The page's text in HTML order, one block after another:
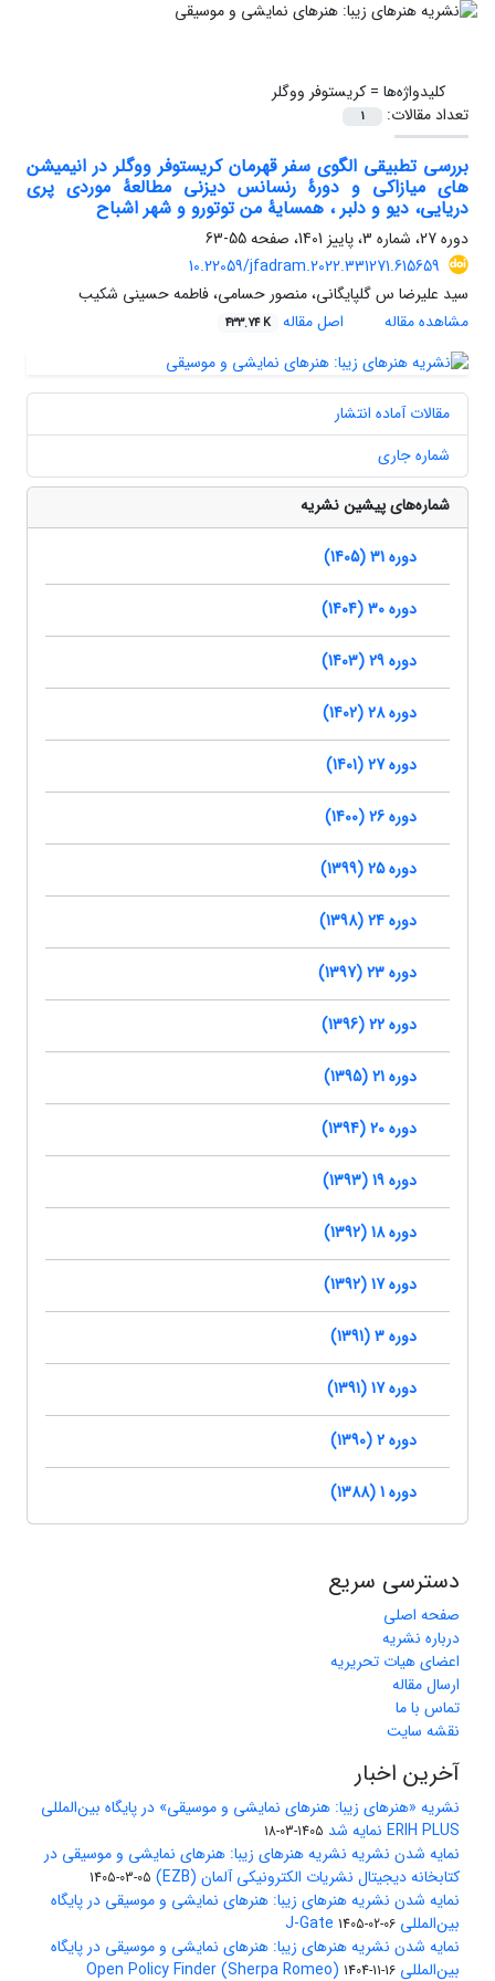
کلیدواژه‌ها =کریستوفر ووگلر
تعداد مقالات:
1
بررسی تطبیقی الگوی سفر قهرمان کریستوفر ووگلر در انیمیشن
های میازاکی و دورۀ رنسانس دیزنی مطالعۀ موردی پری
دریایی، دیو و دلبر ، همسایۀ من توتورو و شهر اشباح
دوره 27، شماره 3، پاییز 1401، صفحه
55-63
10.22059/jfadram.2022.331271.615659
سید علیرضا س گلپایگانی، منصور حسامی، فاطمه حسینی شکیب
مشاهده مقاله
اصل مقاله 433.74 K
مقالات آماده انتشار
شماره جاری
شماره‌های پیشین نشریه
دوره 31 (1405)
دوره 30 (1404)
دوره 29 (1403)
دوره 28 (1402)
دوره 27 (1401)
دوره 26 (1400)
دوره 25 (1399)
دوره 24 (1398)
دوره 23 (1397)
دوره 22 (1396)
دوره 21 (1395)
دوره 20 (1394)
دوره 19 (1393)
دوره 18 (1392)
دوره 17 (1392)
دوره 3 (1391)
دوره 17 (1391)
دوره 2 (1390)
دوره 1 (1388)
دسترسی سریع
صفحه اصلی
درباره نشریه
اعضای هیات تحریریه
ارسال مقاله
تماس با ما
نقشه سایت
آخرین اخبار
نشریه «هنرهای زیبا: هنرهای نمایشی و موسیقی» در پایگاه بین‌المللی
ERIH PLUS نمایه شد
1405-03-18
نمایه شدن نشریه نشریه هنرهای زیبا: هنرهای نمایشی و موسیقی در
کتابخانه دیجیتال نشریات الکترونیکی آلمان (EZB)
1405-03-05
نمایه شدن نشریه هنرهای زیبا: هنرهای نمایشی و موسیقی در پایگاه
بین‌المللی J-Gate 1405-02-06
نمایه شدن نشریه هنرهای زیبا: هنرهای نمایشی و موسیقی در پایگاه
بین‌المللی Open Policy Finder (Sherpa Romeo) 1404-11-16